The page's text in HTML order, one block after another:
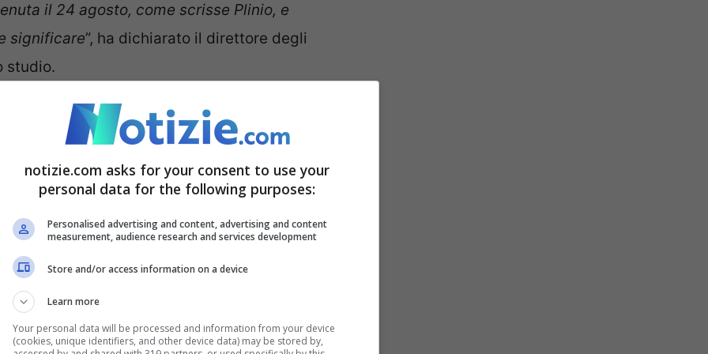
il 24 agosto, come scrisse Plinio, e
significare”, ha dichiarato il direttore degli
studio.
già in antico
che l’area mediterranea è da
dei cambiamenti climatici attuali. Clima e
sia da regione a regione, sia nel corso del
l’autunno iniziava intorno all’8 agosto.
–
creduto, mentre potremmo aver
agricoli”.
notizie.com asks for your consent to use your
personal data for the following purposes:
Personalised advertising and content, advertising and content
measurement, audience research and services development
Store and/or access information on a device
Learn more
Your personal data will be processed and information from your device
(cookies, unique identifiers, and other device data) may be stored by,